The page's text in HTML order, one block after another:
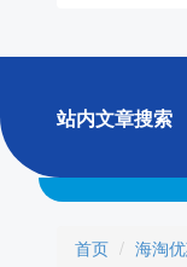
站内文章搜索
首页 海淘